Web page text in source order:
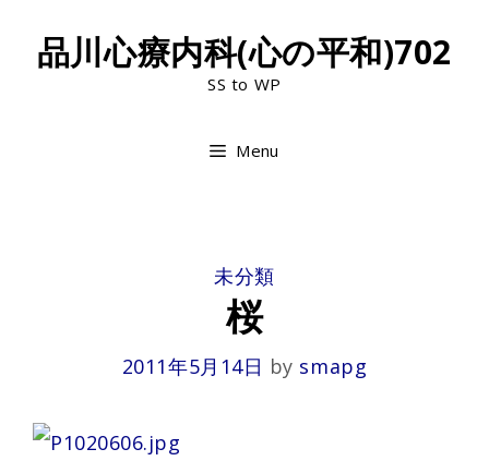
品川心療内科(心の平和)702
SS to WP
Menu
CATEGORIES
未分類
桜
2011年5月14日 by smapg